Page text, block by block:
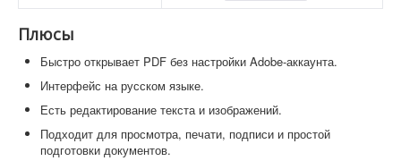
Плюсы
Быстро открывает PDF без настройки Adobe-аккаунта.
Интерфейс на русском языке.
Есть редактирование текста и изображений.
Подходит для просмотра, печати, подписи и простой
подготовки документов.